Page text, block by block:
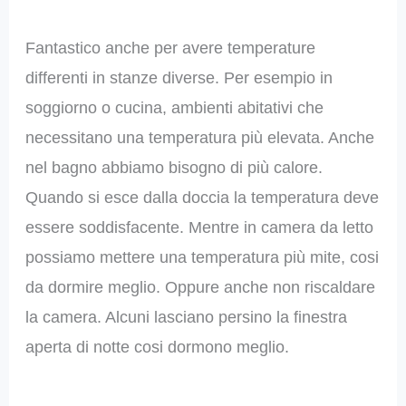
Fantastico anche per avere temperature
differenti in stanze diverse. Per esempio in
soggiorno o cucina, ambienti abitativi che
necessitano una temperatura più elevata. Anche
nel bagno abbiamo bisogno di più calore.
Quando si esce dalla doccia la temperatura deve
essere soddisfacente. Mentre in camera da letto
possiamo mettere una temperatura più mite, cosi
da dormire meglio. Oppure anche non riscaldare
la camera. Alcuni lasciano persino la finestra
aperta di notte cosi dormono meglio.